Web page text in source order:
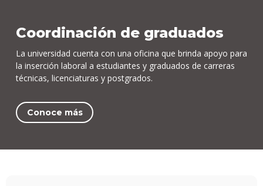
Coordinación de graduados
La universidad cuenta con una oficina que brinda apoyo para
la inserción laboral a estudiantes y graduados de carreras
técnicas, licenciaturas y postgrados.
Conoce más